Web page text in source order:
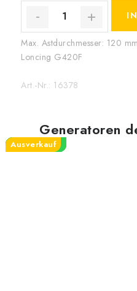
Max. Astdurchmesser: 120
Loncing G420F
Art.-Nr.: 16378
Generatoren
Neue Klasse
Neue Klasse
Neue Klasse
Neue Klasse
Neue Klasse
Neue Klasse
STAGE 5
STAGE 5
STAGE 5
Ausverkauf